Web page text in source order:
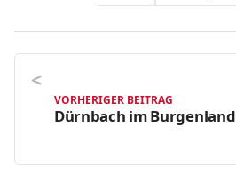
VORHERIGER BEITRAG
Dürnbach im Burgenland